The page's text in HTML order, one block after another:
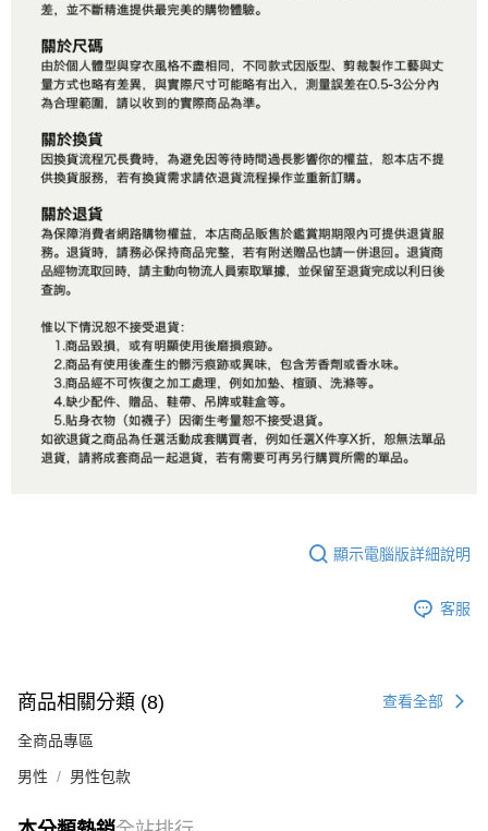
顯示電腦版詳細說明
客服
商品相關分類 (8) 查看全部
全商品專區
男性 男性包款